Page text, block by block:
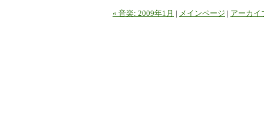
« 音楽: 2009年1月 | メインページ | アーカイ